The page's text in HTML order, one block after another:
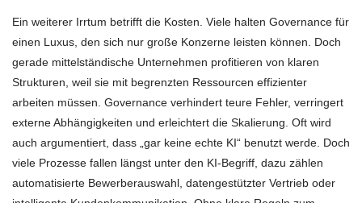
Ein weiterer Irrtum betrifft die Kosten. Viele halten Governance für
einen Luxus, den sich nur große Konzerne leisten können. Doch
gerade mittelständische Unternehmen profitieren von klaren
Strukturen, weil sie mit begrenzten Ressourcen effizienter
arbeiten müssen. Governance verhindert teure Fehler, verringert
externe Abhängigkeiten und erleichtert die Skalierung. Oft wird
auch argumentiert, dass „gar keine echte KI“ benutzt werde. Doch
viele Prozesse fallen längst unter den KI-Begriff, dazu zählen
automatisierte Bewerberauswahl, datengestützter Vertrieb oder